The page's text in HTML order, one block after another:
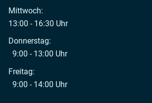
Mittwoch:
13:00 - 16:30 Uhr
Donnerstag:
9:00 - 13:00 Uhr
Freitag:
9:00 - 14:00 Uhr